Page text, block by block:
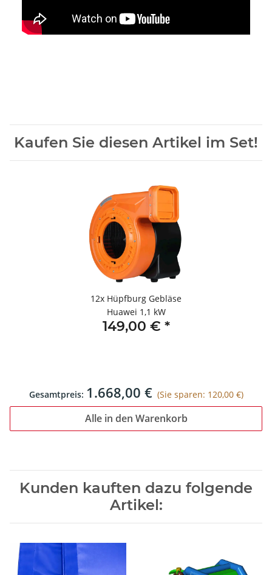
Kaufen Sie diesen Artikel im Set!
12x Hüpfburg Gebläse
Huawei 1,1 kW
149,00 € *
Gesamtpreis: 1.668,00 € (Sie sparen: 120,00 €)
Alle in den Warenkorb
Kunden kauften dazu folgende
Artikel: